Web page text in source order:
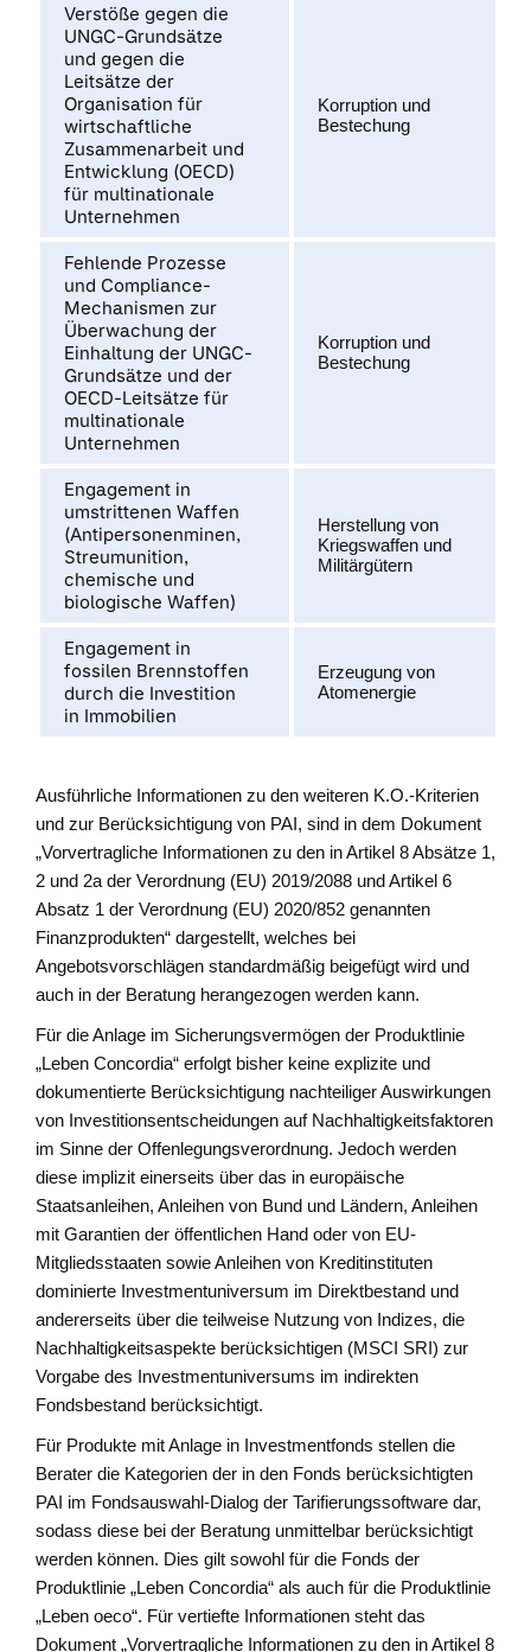
Verstöße gegen die
UNGC-Grundsätze
und gegen die
Leitsätze der
Organisation für
wirtschaftliche
Zusammenarbeit und
Entwicklung (OECD)
für multinationale
Unternehmen
Korruption und
Bestechung
Fehlende Prozesse
und Compliance-
Mechanismen zur
Überwachung der
Einhaltung der UNGC-
Grundsätze und der
OECD-Leitsätze für
multinationale
Unternehmen
Korruption und
Bestechung
Engagement in
umstrittenen Waffen
(Antipersonenminen,
Streumunition,
chemische und
biologische Waffen)
Herstellung von
Kriegswaffen und
Militärgütern
Engagement in
fossilen Brennstoffen
durch die Investition
in Immobilien
Erzeugung von
Atomenergie
Ausführliche Informationen zu den weiteren K.O.-Kriterien
und zur Berücksichtigung von PAI, sind in dem Dokument
„Vorvertragliche Informationen zu den in Artikel 8 Absätze 1,
2 und 2a der Verordnung (EU) 2019/2088 und Artikel 6
Absatz 1 der Verordnung (EU) 2020/852 genannten
Finanzprodukten“ dargestellt, welches bei
Angebotsvorschlägen standardmäßig beigefügt wird und
auch in der Beratung herangezogen werden kann.
Für die Anlage im Sicherungsvermögen der Produktlinie
„Leben Concordia“ erfolgt bisher keine explizite und
dokumentierte Berücksichtigung nachteiliger Auswirkungen
von Investitionsentscheidungen auf Nachhaltigkeitsfaktoren
im Sinne der Offenlegungsverordnung. Jedoch werden
diese implizit einerseits über das in europäische
Staatsanleihen, Anleihen von Bund und Ländern, Anleihen
mit Garantien der öffentlichen Hand oder von EU-
Mitgliedsstaaten sowie Anleihen von Kreditinstituten
dominierte Investmentuniversum im Direktbestand und
andererseits über die teilweise Nutzung von Indizes, die
Nachhaltigkeitsaspekte berücksichtigen (MSCI SRI) zur
Vorgabe des Investmentuniversums im indirekten
Fondsbestand berücksichtigt.
Für Produkte mit Anlage in Investmentfonds stellen die
Berater die Kategorien der in den Fonds berücksichtigten
PAI im Fondsauswahl-Dialog der Tarifierungssoftware dar,
sodass diese bei der Beratung unmittelbar berücksichtigt
werden können. Dies gilt sowohl für die Fonds der
Produktlinie „Leben Concordia“ als auch für die Produktlinie
„Leben oeco“. Für vertiefte Informationen steht das
Dokument „Vorvertragliche Informationen zu den in Artikel 8